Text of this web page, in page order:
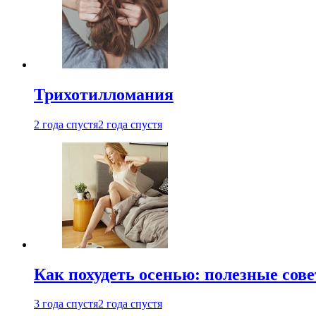
Трихотилломания
2 года спустя2 года спустя
Как похудеть осенью: полезные
3 года спустя2 года спустя